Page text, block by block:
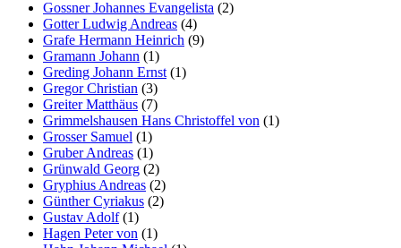
Gossner Johannes Evangelista (2)
Gotter Ludwig Andreas (4)
Grafe Hermann Heinrich (9)
Gramann Johann (1)
Greding Johann Ernst (1)
Gregor Christian (3)
Greiter Matthäus (7)
Grimmelshausen Hans Christoffel von (1)
Grosser Samuel (1)
Gruber Andreas (1)
Grünwald Georg (2)
Gryphius Andreas (2)
Günther Cyriakus (2)
Gustav Adolf(1)
Hagen Peter von (1)